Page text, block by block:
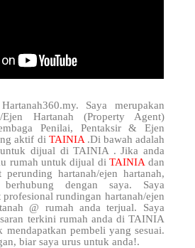
Saya merupakan
Ejen Hartanah (Property Agent)
Penilai, Pentaksir & Ejen
aktif di TAINIA .Di bawah adalah
untuk dijual di TAINIA . Jika anda
rumah untuk dijual diTAINIA dan
hartanah/ejen hartanah,
dengan saya. Saya
rundingan hartanah/ejen
@ rumah anda terjual. Saya
terkini rumah anda di TAINIA
mendapatkan pembeli yang sesuai.
biar saya urus untuk anda!.